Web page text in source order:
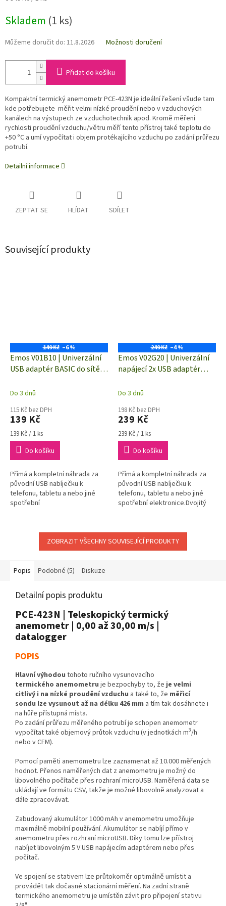
Skladem (1 ks)
Můžeme doručit do: 11.8.2026 Možnosti doručení
Přidat do košíku
Kompaktní termický anemometr PCE-423N je ideální řešení všude tam
kde potřebujete měřit velmi nízké proudění nebo v vzduchových
kanálech na výstupech ze vzduchotechnik apod. Kromě měření
rychlosti proudění vzduchu/větru měří tento přístroj také teplotu do
+50 °C a umí vypočítat i objem protékajícího vzduchu po zadání průřezu
potrubí.
Detailní informace
ZEPTAT SE HLÍDAT SDÍLET
Související produkty
149 Kč –6 %
Emos V01B10 | Univerzální
USB adaptér BASIC do sítě
Do 3 dnů
115 Kč bez DPH
139 Kč
Měrná
cena:
139 Kč / 1 ks
Do košíku
Přímá a kompletní náhrada za
původní USB nabíječku k
telefonu, tabletu a nebo jiné
spotřební
mobilní telefony,...
249 Kč –4 %
Emos V02G20 | Univerzální
napájecí 2x USB adaptér
Do 3 dnů
198 Kč bez DPH
239 Kč
Měrná
cena:
239 Kč / 1 ks
Do košíku
Přímá a kompletní náhrada za
původní USB nabíječku k
telefonu, tabletu a nebo jiné
spotřební elektronice.Dvojitý
ZOBRAZIT VŠECHNY SOUVISEJÍCÍ PRODUKTY
Popis Podobné (5) Diskuze
Detailní popis produktu
PCE-423N | Teleskopický termický
anemometr | 0,00 až 30,00 m/s |
datalogger
POPIS
Hlavní výhodou tohoto ručního vysunovacího
termického anemometru je bezpochyby to, že je velmi
citlivý i na nízké proudění vzduchu a také to, že měřicí
sondu lze vysunout až na délku 426 mm a tím tak dosáhnete i
na hůře přístupná místa.
Po zadání průřezu měřeného potrubí je schopen anemometr
vypočítat také objemový průtok vzduchu (v jednotkách m3/h
nebo v CFM).
Pomocí paměti anemometru lze zaznamenat až 10.000 měřených
hodnot. Přenos naměřených dat z anemometru je možný do
libovolného počítače přes rozhraní microUSB. Naměřená data se
ukládají ve formátu CSV, takže je možné libovolně analyzovat a
dále zpracovávat.
Zabudovaný akumulátor 1000 mAh v anemometru umožňuje
maximálně mobilní používání. Akumulátor se nabíjí přímo v
anemometru přes rozhraní microUSB. Díky tomu lze přístroj
nabíjet libovolným 5 V USB napájecím adaptérem nebo přes
počítač.
Ve spojení se stativem lze průtokoměr optimálně umístit a
provádět tak dočasné stacionární měření. Na zadní straně
termického anemometru je umístěn závit pro připojení stativu